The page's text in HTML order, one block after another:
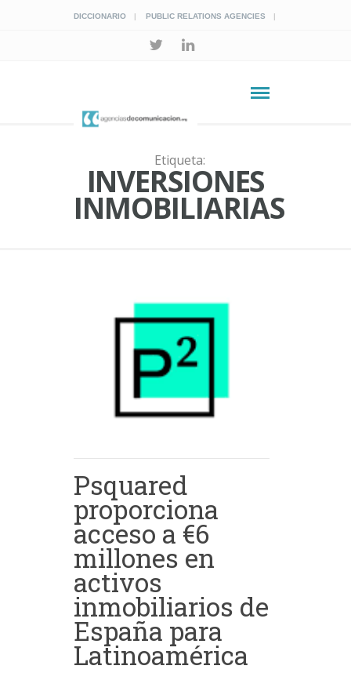
DICCIONARIO PUBLIC RELATIONS AGENCIES
Etiqueta:
INVERSIONES
INMOBILIARIAS
Psquared
proporciona
acceso a €6
millones en
activos
inmobiliarios de
España para
Latinoamérica